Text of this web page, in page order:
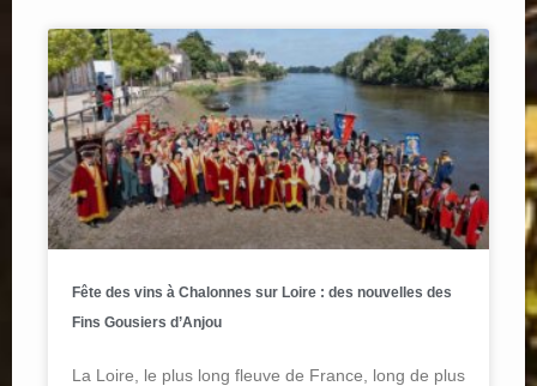
Fête des vins à Chalonnes sur Loire : des nouvelles des
Fins Gousiers d’Anjou
La Loire, le plus long fleuve de France, long de plus